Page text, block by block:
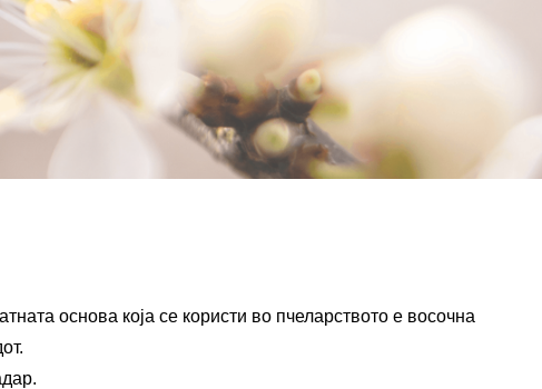
основа која се користи во пчеларството е восочна